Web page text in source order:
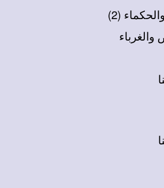
والحكماء (2)
والغرباء